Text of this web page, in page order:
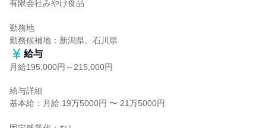
有限会社みやけ食品
勤務地
勤務候補地：新潟県、石川県
給与
月給195,000円～215,000円
給与詳細
基本給：月給 19万5000円 〜 21万5000円